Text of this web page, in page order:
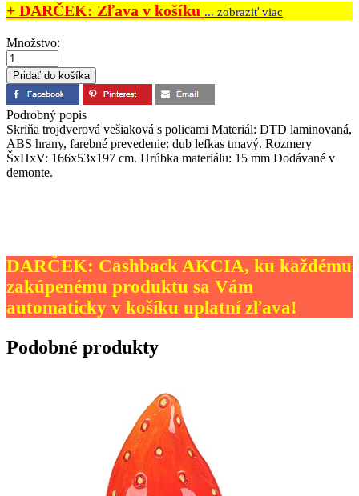
+ DARČEK: Zľava v košíku ... zobraziť viac
Množstvo:
Podrobný popis
Skriňa trojdverová vešiaková s policami Materiál: DTD laminovaná,
ABS hrany, farebné prevedenie: dub lefkas tmavý. Rozmery
ŠxHxV: 166x53x197 cm. Hrúbka materiálu: 15 mm Dodávané v
demonte.
DARČEK: Cashback AKCIA, ku každému
zakúpenému produktu sa Vám
automaticky v košíku uplatní zľava!
Podobné produkty